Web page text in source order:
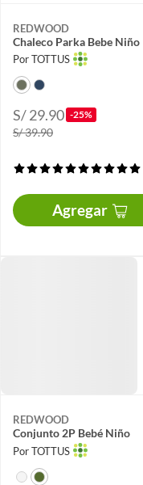
REDWOOD
Chaleco Parka Bebe Niño
Por TOTTUS
S/ 29.90 -25%
S/ 39.90
Agregar
REDWOOD
Conjunto 2P Bebé Niño
Por TOTTUS